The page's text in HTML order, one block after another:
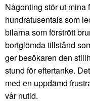
Någonting stör ut mina
hundratusentals som
bilarna som förstrött
bortglömda tillstånd
ger besökaren den
stund för eftertanke.
med en uppdämd
vår nutid.